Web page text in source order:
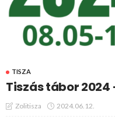
TISZA
Tiszás tábor 2024 –
Zolitisza 2024.06.12.